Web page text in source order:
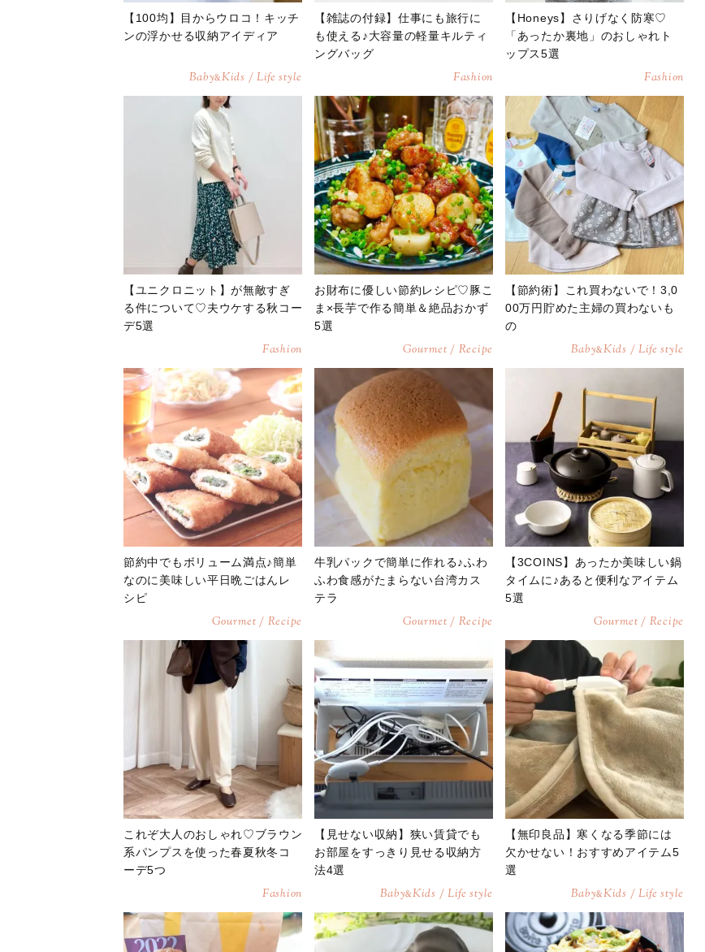
【100均】目からウロコ！キッチ
ンの浮かせる収納アイディア
Baby&Kids / Life style
【雑誌の付録】仕事にも旅行に
も使える♪大容量の軽量キルティ
ングバッグ
Fashion
【Honeys】さりげなく防寒♡
「あったか裏地」のおしゃれト
ップス5選
Fashion
【ユニクロニット】が無敵すぎ
る件について♡夫ウケする秋コー
デ5選
Fashion
お財布に優しい節約レシピ♡豚こ
ま×長芋で作る簡単＆絶品おかず
5選
Gourmet / Recipe
【節約術】これ買わないで！3,0
00万円貯めた主婦の買わないも
の
Baby&Kids / Life style
節約中でもボリューム満点♪簡単
なのに美味しい平日晩ごはんレ
シピ
Gourmet / Recipe
牛乳パックで簡単に作れる♪ふわ
ふわ食感がたまらない台湾カス
テラ
Gourmet / Recipe
【3COINS】あったか美味しい鍋
タイムに♪あると便利なアイテム
5選
Gourmet / Recipe
これぞ大人のおしゃれ♡ブラウン
系パンプスを使った春夏秋冬コ
ーデ5つ
Fashion
【見せない収納】狭い賃貸でも
お部屋をすっきり見せる収納方
法4選
Baby&Kids / Life style
【無印良品】寒くなる季節には
欠かせない！おすすめアイテム5
選
Baby&Kids / Life style